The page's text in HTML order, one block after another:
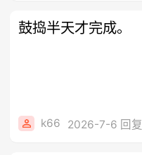
鼓捣半天才完成。
k66 2026-7-6 回复